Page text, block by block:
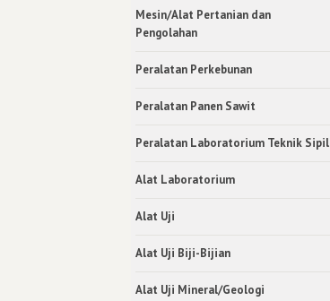
Mesin/Alat Pertanian dan
Pengolahan
Peralatan Perkebunan
Peralatan Panen Sawit
Peralatan Laboratorium Teknik Sipil
Alat Laboratorium
Alat Uji
Alat Uji Biji-Bijian
Alat Uji Mineral/Geologi